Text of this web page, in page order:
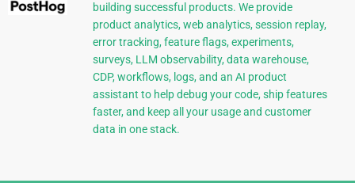
building successful products. We provide
product analytics, web analytics, session replay,
error tracking, feature flags, experiments,
surveys, LLM observability, data warehouse,
CDP, workflows, logs, and an AI product
assistant to help debug your code, ship features
faster, and keep all your usage and customer
data in one stack.